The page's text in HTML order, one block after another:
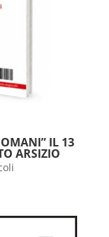
IL 13
ARSIZIO